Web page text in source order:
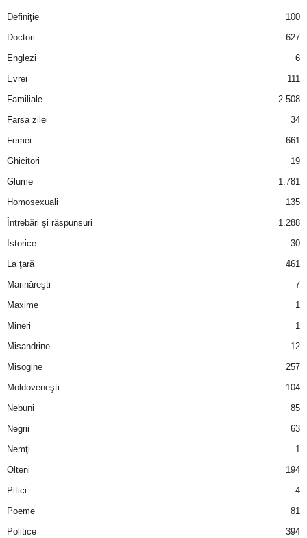
Definiţie
100
Doctori
627
Englezi
6
Evrei
111
Familiale
2.508
Farsa zilei
34
Femei
661
Ghicitori
19
Glume
1.781
Homosexuali
135
Întrebări şi răspunsuri
1.288
Istorice
30
La ţară
461
Marinăreşti
7
Maxime
1
Mineri
1
Misandrine
12
Misogine
257
Moldoveneşti
104
Nebuni
85
Negrii
63
Nemţi
1
Olteni
194
Pitici
4
Poeme
81
Politice
394